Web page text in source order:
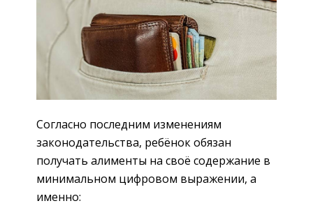
Согласно последним изменениям
законодательства, ребёнок обязан
получать алименты на своё содержание в
минимальном цифровом выражении, а
именно: